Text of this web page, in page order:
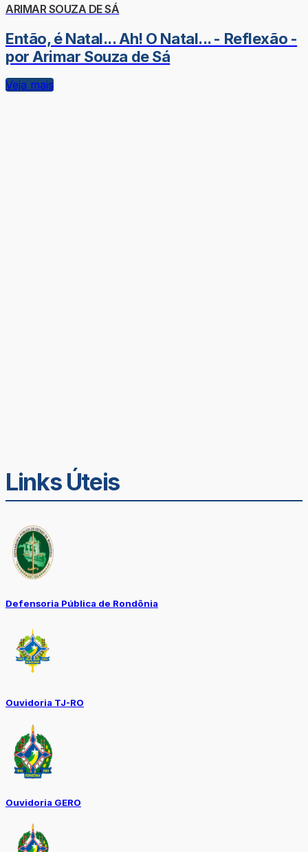
ARIMAR SOUZA DE SÁ
Então, é Natal... Ah! O Natal... - Reflexão -
por Arimar Souza de Sá
Veja mais
Links Úteis
Defensoria Pública de Rondônia
Ouvidoria TJ-RO
Ouvidoria GERO